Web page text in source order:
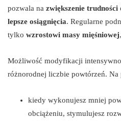
pozwala na zwiększenie trudności
lepsze osiągnięcia. Regularne
tylko wzrostowi masy mięśniowej
Możliwość modyfikacji
różnorodnej liczbie powtórzeń. Na
kiedy wykonujesz mniej
obciążeniu, stymulujesz